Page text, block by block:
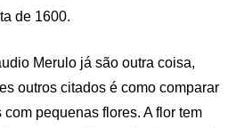
de 1600.
Merulo já são outra coisa,
outros citados é como comparar
pequenas flores. A flor tem